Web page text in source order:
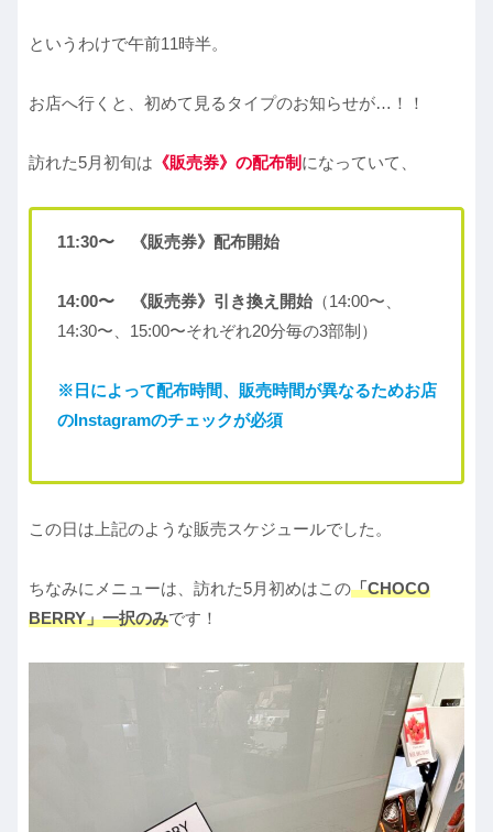
というわけで午前11時半。
お店へ行くと、初めて見るタイプのお知らせが…！！
訪れた5月初旬は 《販売券》の配布制 になっていて、
11:30〜 《販売券》配布開始
14:00〜 《販売券》引き換え開始（14:00〜、
14:30〜、15:00〜それぞれ20分毎の3部制）
※日によって配布時間、販売時間が異なるためお店
のInstagramのチェックが必須
この日は上記のような販売スケジュールでした。
ちなみにメニューは、訪れた5月初めはこの「CHOCO
BERRY」一択のみです！